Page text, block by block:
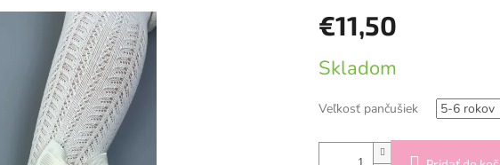
€11,50
cena:
Skladom
Veľkosť pančušiek